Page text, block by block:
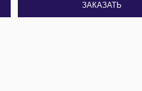
ЗАКАЗАТЬ